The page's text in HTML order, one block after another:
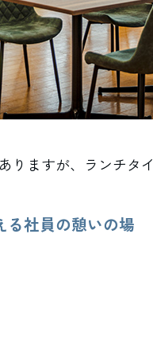
りますが、ランチタ
る社員の憩いの場